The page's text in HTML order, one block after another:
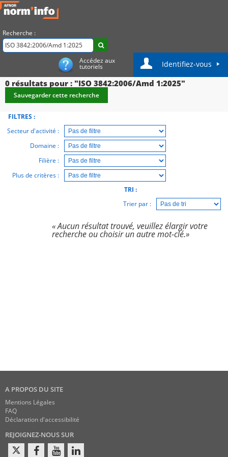
Recherche :
Accédez aux
tutoriels Identifiez-vous
0 résultats pour : "ISO 3842:2006/Amd 1:2025"
Sauvegarder cette recherche
FILTRES :
Secteur d'activité :
Domaine :
Filière :
Plus de critères :
TRI :
Trier par :
« Aucun résultat trouvé, veuillez élargir votre
recherche ou choisir un autre mot-clé.»
A PROPOS DU SITE
Mentions Légales
FAQ
Déclaration d'accessibilité
REJOIGNEZ-NOUS SUR